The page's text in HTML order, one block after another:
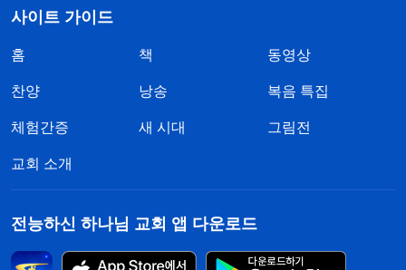
사이트 가이드
홈 책 동영상
찬양 낭송 복음 특집
체험간증 새 시대 그림전
교회 소개
전능하신 하나님 교회 앱 다운로드